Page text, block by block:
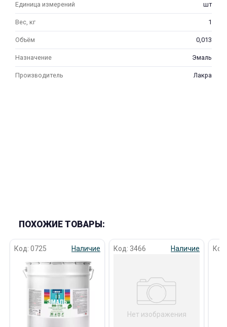
Единица измерений шт
Вес, кг 1
Объём 0,013
Назначение Эмаль
Производитель Лакра
ПОХОЖИЕ ТОВАРЫ:
Код: 0725 Наличие Код: 3466 Наличие
Нет изображения